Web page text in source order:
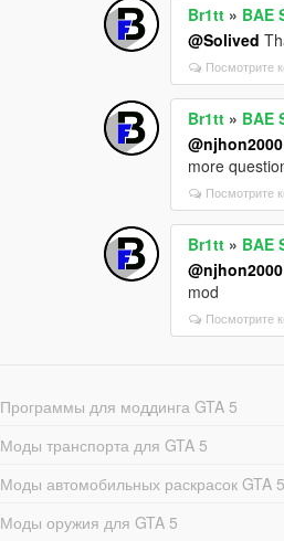
Br1tt » BAE
@Solived
Посмотрите
Br1tt » BAE
@njhon2000
more
Посмотрите
Br1tt » BAE
@njhon2000
mod
Посмотрите
Программы для моддинга GTA 5
Моды транспорта для GTA 5
Моды автомобильных раскрасок GTA 5
Моды оружия для GTA 5